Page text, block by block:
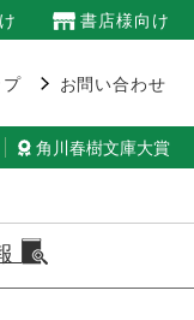
書店様向け
お問い合わせ
角川春樹文庫大賞